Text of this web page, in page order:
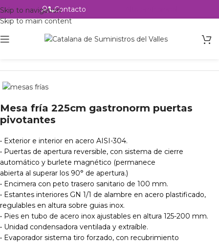
Skip to navigation
Skip to main content
Contacto
Mesa fría 225cm gastronorm puertas
pivotantes
• Exterior e interior en acero AISI-304.
• Puertas de apertura reversible, con sistema de cierre
automático y burlete magnético (permanece
abierta al superar los 90° de apertura.)
• Encimera con peto trasero sanitario de 100 mm.
• Estantes interiores GN 1/1 de alambre en acero plastificado,
regulables en altura sobre guias inox.
• Pies en tubo de acero inox ajustables en altura 125-200 mm.
• Unidad condensadora ventilada y extraíble.
• Evaporador sistema tiro forzado, con recubrimiento